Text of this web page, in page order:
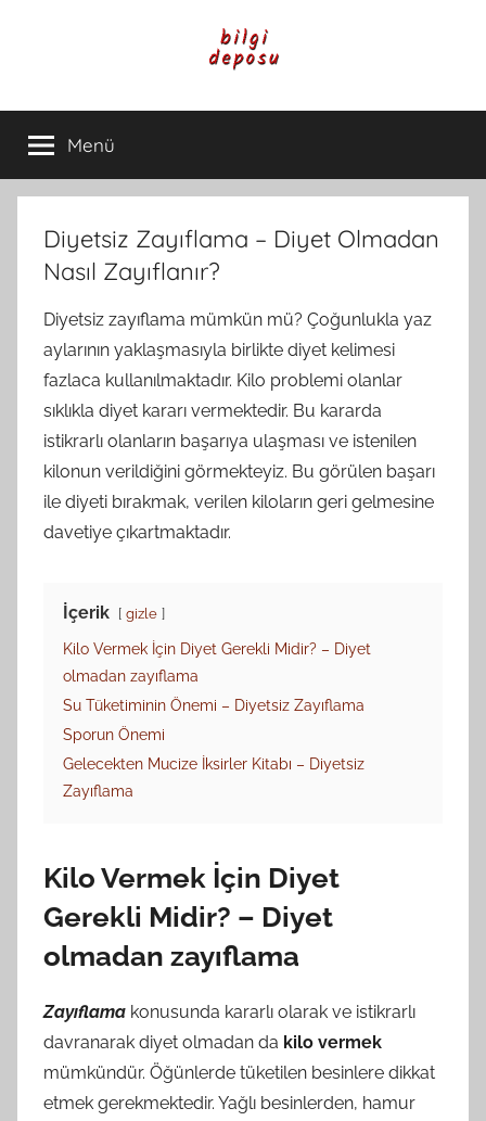
Bilgi
Deposu
Günlük
Yaşam
ve
Rehber
İçerikleri
Menü
Diyetsiz Zayıflama – Diyet Olmadan
Nasıl Zayıflanır?
Diyetsiz zayıflama mümkün mü? Çoğunlukla yaz
aylarının yaklaşmasıyla birlikte diyet kelimesi
fazlaca kullanılmaktadır. Kilo problemi olanlar
sıklıkla diyet kararı vermektedir. Bu kararda
istikrarlı olanların başarıya ulaşması ve istenilen
kilonun verildiğini görmekteyiz. Bu görülen başarı
ile diyeti bırakmak, verilen kiloların geri gelmesine
davetiye çıkartmaktadır.
İçerik gizle
Kilo Vermek İçin Diyet Gerekli Midir? – Diyet
olmadan zayıflama
Su Tüketiminin Önemi – Diyetsiz Zayıflama
Sporun Önemi
Gelecekten Mucize İksirler Kitabı – Diyetsiz
Zayıflama
Kilo Vermek İçin Diyet
Gerekli Midir? – Diyet
olmadan zayıflama
Zayıflama konusunda kararlı olarak ve istikrarlı
davranarak diyet olmadan da kilo vermek
mümkündür. Öğünlerde tüketilen besinlere dikkat
etmek gerekmektedir. Yağlı besinlerden, hamur